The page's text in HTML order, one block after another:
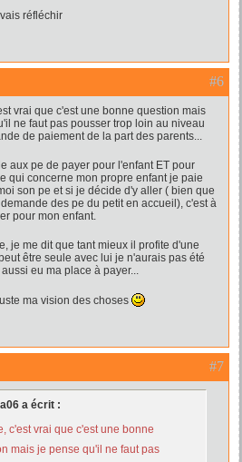
réfléchir
#6
vrai que c'est une bonne question mais
ne faut pas pousser trop loin au niveau
de paiement de la part des parents...
aux pe de payer pour l'enfant ET pour
qui concerne mon propre enfant je paie
son pe et si je décide d'y aller ( bien que
des pe du petit en accueil), c'est à
pour mon enfant.
je me dit que tant mieux il profite d'une
être seule avec lui je n'aurais pas été
eu ma place à payer...
ma vision des choses
#7
a écrit :
c'est vrai que c'est une bonne
mais je pense qu'il ne faut pas